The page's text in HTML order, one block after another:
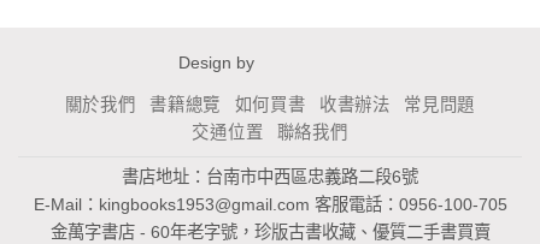
Design by
關於我們 書籍總覽 如何買書 收書辦法
常見問題
交通位置
聯絡我們
書店地址：台南市中西區忠義路二段6號
E-Mail： kingbooks1953@gmail.com 客服電話：0956-100-705
金萬字書店 - 60年老字號，珍版古書收藏、優質二手書買賣